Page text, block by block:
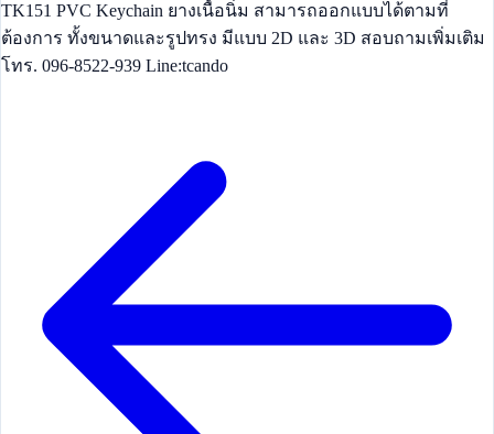
TK151 PVC Keychain ยางเนื้อนิ่ม สามารถออกแบบได้ตามที่
ต้องการ ทั้งขนาดและรูปทรง มีแบบ 2D และ 3D สอบถามเพิ่มเติม
โทร. 096-8522-939 Line:tcando